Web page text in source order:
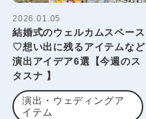
2026.01.05
結婚式のウェルカムスペース
♡想い出に残るアイテムなど
演出アイデア6選【今週のス
タスナ 】
演出・ウェディングア
イテム